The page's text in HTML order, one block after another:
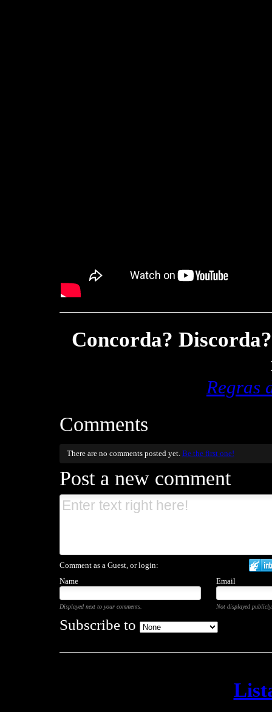
Concorda?
Regras
Comments
There are no comments posted yet. Be the first one!
Post a new comment
Comment as a Guest, or login:
Name
Email
Displayed next to your comments. Not displayed
Subscribe to